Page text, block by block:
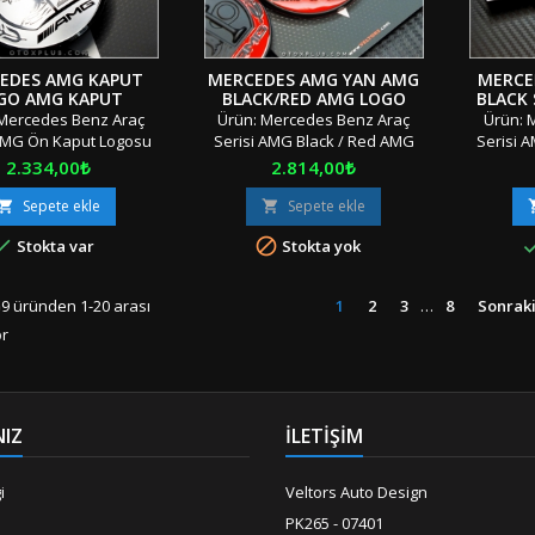
AMG KAPUT
AMG KAPUT
AMBLEMBenz Araç
Ön Kaput Logosu
Adet: Tek Parça
Standart
OEM Ürün Geçmeli /
Bant Uyumluluk:
ve SerilerK3/13
Aynı Gün &amp;
&amp; İndirimli
Kargo...
Fiyat
2.334,00₺
Sepete ekle
Stokta var
MERCEDES AMG YAN AMG
BLACK/RED AMG LOGO
AMBLEM SETI
Ürün: Mercedes Benz Araç
Serisi AMG Black / Red AMG
Araç Yan Logosu Amblemi Seti
Adet: 2 Parça Boyut: Standart
Materyal: OEM Ürün/Çift
Taraflı Bant Uyumluluk: Tüm
Sınıf ve SerilerR4/2"Orjinal /
&amp; Aynı Gün &amp; Hızlı
Fiyat
2.814,00₺
 Sepete ekle
 Stokta yok
BLACK
Ürün:
Serisi
Bagaj
Çift
üründen 1-20 arası
1 2 3 … 8 Sonraki
İLETİŞİM
Veltors Auto Design
PK265 - 07401